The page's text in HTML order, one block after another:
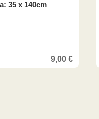
35 x 140cm
9,00€